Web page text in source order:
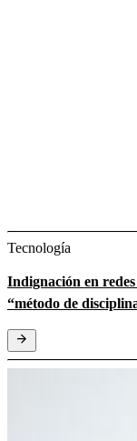
Tecnología
Indignación en
“método de